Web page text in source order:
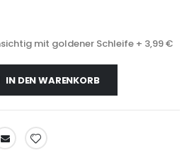
mit goldener Schleife + 3,99 €
IN DEN WARENKORB